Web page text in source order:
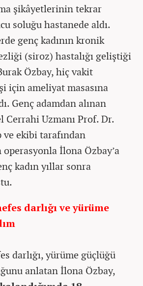
şikâyetlerinin tekrar
soluğu hastanede aldı.
genç kadının kronik
(siroz) hastalığı geliştiği
Özbay, hiç vakit
için ameliyat masasına
Genç adamdan alınan
Cerrahi Uzmanı Prof. Dr.
ve ekibi tarafından
İlona Özbay’a
kadın yıllar sonra
darlığı ve yürüme
darlığı, yürüme güçlüğü
anlatan İlona Özbay,